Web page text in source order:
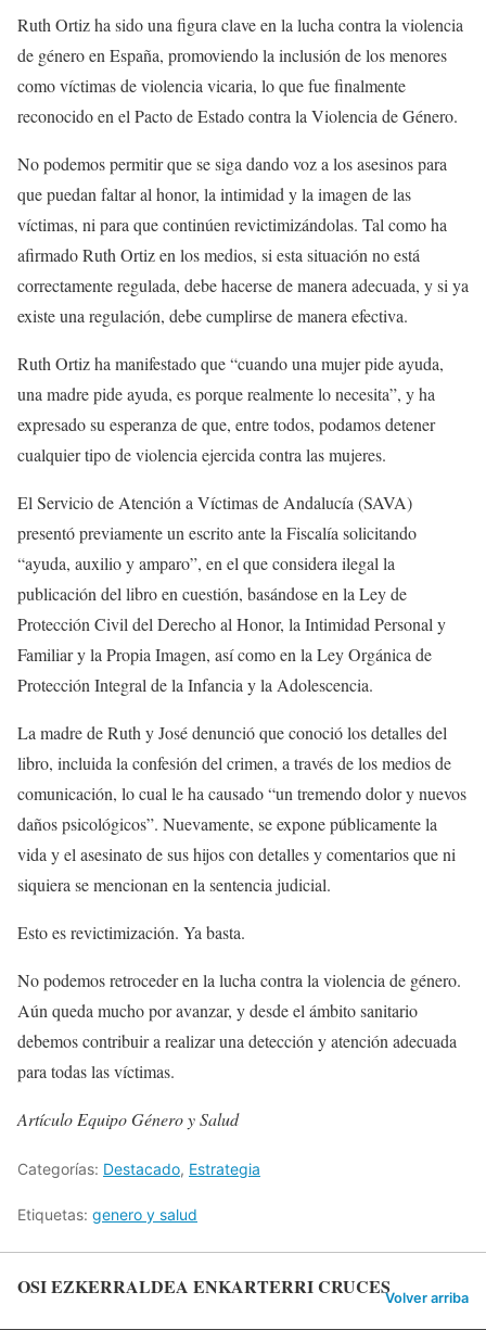
Ruth Ortiz ha sido una figura clave en la lucha contra la violencia
de género en España, promoviendo la inclusión de los menores
como víctimas de violencia vicaria, lo que fue finalmente
reconocido en el Pacto de Estado contra la Violencia de Género.
No podemos permitir que se siga dando voz a los asesinos para
que puedan faltar al honor, la intimidad y la imagen de las
víctimas, ni para que continúen revictimizándolas. Tal como ha
afirmado Ruth Ortiz en los medios, si esta situación no está
correctamente regulada, debe hacerse de manera adecuada, y si ya
existe una regulación, debe cumplirse de manera efectiva.
Ruth Ortiz ha manifestado que “cuando una mujer pide ayuda,
una madre pide ayuda, es porque realmente lo necesita”, y ha
expresado su esperanza de que, entre todos, podamos detener
cualquier tipo de violencia ejercida contra las mujeres.
El Servicio de Atención a Víctimas de Andalucía (SAVA)
presentó previamente un escrito ante la Fiscalía solicitando
“ayuda, auxilio y amparo”, en el que considera ilegal la
publicación del libro en cuestión, basándose en la Ley de
Protección Civil del Derecho al Honor, la Intimidad Personal y
Familiar y la Propia Imagen, así como en la Ley Orgánica de
Protección Integral de la Infancia y la Adolescencia.
La madre de Ruth y José denunció que conoció los detalles del
libro, incluida la confesión del crimen, a través de los medios de
comunicación, lo cual le ha causado “un tremendo dolor y nuevos
daños psicológicos”. Nuevamente, se expone públicamente la
vida y el asesinato de sus hijos con detalles y comentarios que ni
siquiera se mencionan en la sentencia judicial.
Esto es revictimización. Ya basta.
No podemos retroceder en la lucha contra la violencia de género.
Aún queda mucho por avanzar, y desde el ámbito sanitario
debemos contribuir a realizar una detección y atención adecuada
para todas las víctimas.
Artículo Equipo Género y Salud
Categorías: Destacado, Estrategia
Etiquetas: genero y salud
OSI EZKERRALDEA ENKARTERRI CRUCESVolver arriba